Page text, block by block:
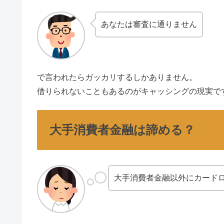
あなたは審査に通りません
で言われたらガッカリするしかありません。
借りられないこともあるのがキャッシングの現実で
大手消費者金融は諦める？
大手消費者金融以外にカード